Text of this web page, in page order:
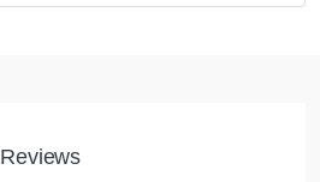
Reviews